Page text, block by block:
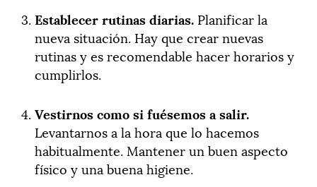
Establecer rutinas diarias. Planificar la
nueva situación. Hay que crear nuevas
rutinas y es recomendable hacer horarios y
cumplirlos.
Vestirnos como si fuésemos a salir.
Levantarnos a la hora que lo hacemos
habitualmente. Mantener un buen aspecto
físico y una buena higiene.